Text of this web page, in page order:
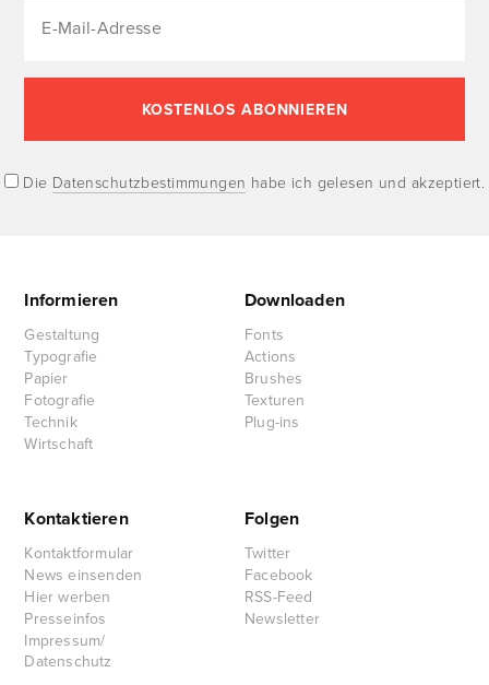
Die Datenschutzbestimmungen habe ich gelesen und akzeptiert.
Informieren
Gestaltung
Typografie
Papier
Fotografie
Technik
Wirtschaft
Downloaden
Fonts
Actions
Brushes
Texturen
Plug-ins
Kontaktieren
Kontaktformular
News einsenden
Hier werben
Presseinfos
Impressum/
Datenschutz
Folgen
Twitter
Facebook
RSS-Feed
Newsletter